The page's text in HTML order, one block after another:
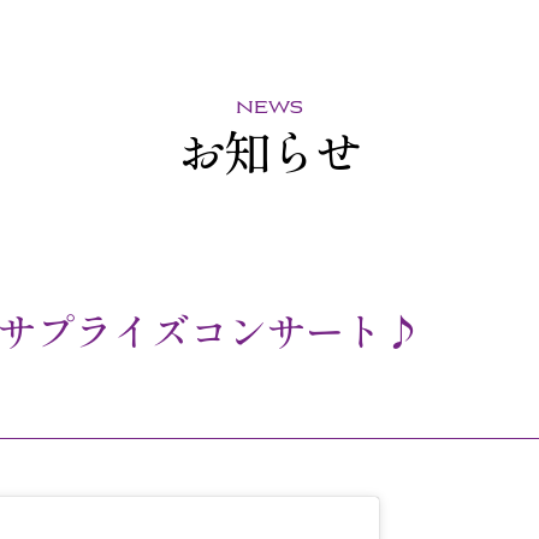
news
お知らせ
プライズコンサート♪